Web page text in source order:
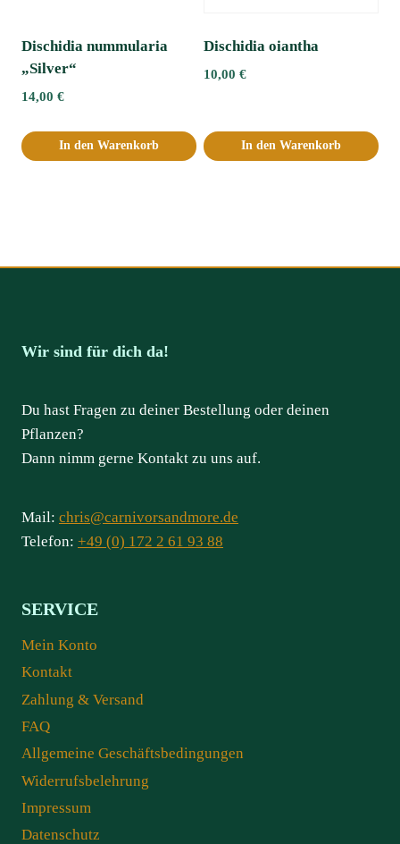
Dischidia nummularia
„Silver“
14,00 €
In den Warenkorb
Dischidia oiantha
10,00 €
In den Warenkorb
Wir sind für dich da!
Du hast Fragen zu deiner Bestellung oder deinen
Pflanzen?
Dann nimm gerne Kontakt zu uns auf.
Mail: chris@carnivorsandmore.de
Telefon: +49 (0) 172 2 61 93 88
SERVICE
Mein Konto
Kontakt
Zahlung & Versand
FAQ
Allgemeine Geschäftsbedingungen
Widerrufsbelehrung
Impressum
Datenschutz